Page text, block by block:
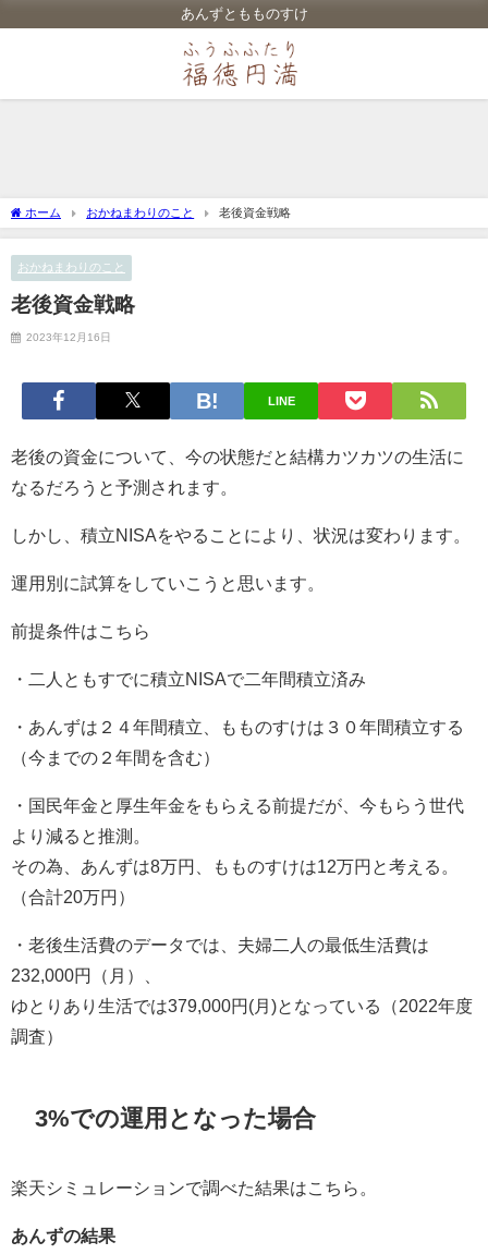
あんずともものすけ
ホーム おかねまわりのこと 老後資金戦略
おかねまわりのこと
老後資金戦略
2023年12月16日
LINE
老後の資金について、今の状態だと結構カツカツの生活に
なるだろうと予測されます。
しかし、積立NISAをやることにより、状況は変わります。
運用別に試算をしていこうと思います。
前提条件はこちら
・二人ともすでに積立NISAで二年間積立済み
・あんずは２４年間積立、もものすけは３０年間積立する
（今までの２年間を含む）
・国民年金と厚生年金をもらえる前提だが、今もらう世代
より減ると推測。
その為、あんずは8万円、もものすけは12万円と考える。
（合計20万円）
・老後生活費のデータでは、夫婦二人の最低生活費は
232,000円（月）、
ゆとりあり生活では379,000円(月)となっている（2022年度
調査）
3%での運用となった場合
楽天シミュレーションで調べた結果はこちら。
あんずの結果